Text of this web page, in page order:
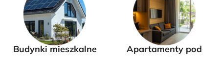
Budynki mieszkalne
Apartamenty pod